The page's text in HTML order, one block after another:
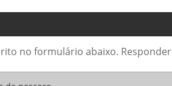
no formulário abaixo.